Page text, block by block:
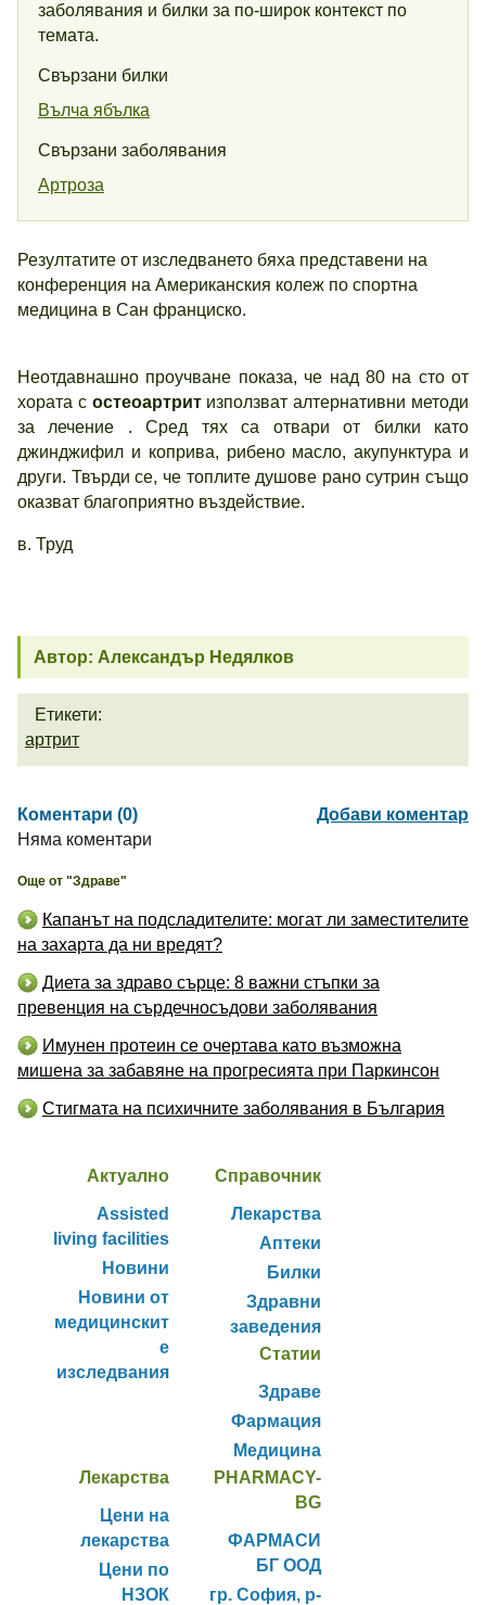
заболявания и билки за по-широк контекст по
темата.
Свързани билки
Вълча ябълка
Свързани заболявания
Артроза
Резултатите от изследването бяха представени на
конференция на Американския колеж по спортна
медицина в Сан франциско.
Неотдавнашно проучване показа, че над 80 на сто от
хората с остеоартрит използват алтернативни методи
за лечение . Сред тях са отвари от билки като
джинджифил и коприва, рибено масло, акупунктура и
други. Твърди се, че топлите душове рано сутрин също
оказват благоприятно въздействие.
в. Труд
Автор: Александър Недялков
Етикети:
артрит
Коментари (0)
Добави коментар
Няма коментари
Още от "Здраве"
Капанът на подсладителите: могат ли заместителите
на захарта да ни вредят?
Диета за здраво сърце: 8 важни стъпки за
превенция на сърдечносъдови заболявания
Имунен протеин се очертава като възможна
мишена за забавяне на прогресията при Паркинсон
Стигмата на психичните заболявания в България
Актуално
Assisted
living facilities
Новини
Новини от
медицинскит
е
изследвания
Справочник
Лекарства
Аптеки
Билки
Здравни
заведения
Статии
Здраве
Фармация
Медицина
Лекарства
Цени на
лекарства
Цени по
НЗОК
PHARMACY-
BG
ФАРМАСИ
БГ ООД
гр. София, р-